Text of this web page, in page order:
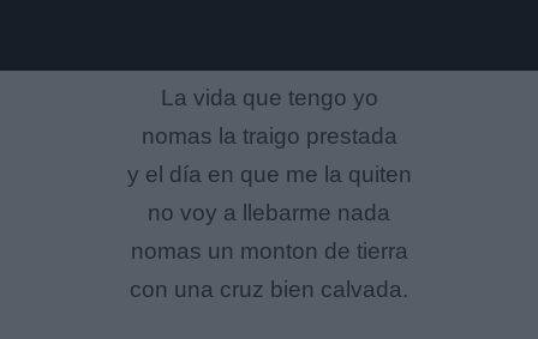
La vida que tengo yo
nomas la traigo prestada
y el día en que me la quiten
no voy a llebarme nada
nomas un monton de tierra
con una cruz bien calvada.